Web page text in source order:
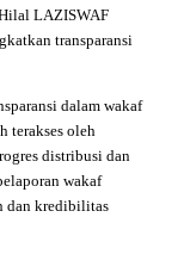
LAZISWAF
transparansi
dalam wakaf
terakses oleh
distribusi dan
wakaf
dan kredibilitas